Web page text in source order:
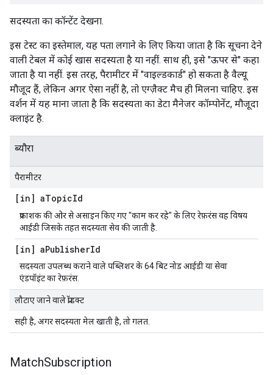
सदस्यता का कॉन्टेंट देखना.
इस टेस्ट का इस्तेमाल, यह पता लगाने के लिए किया जाता है कि सूचना देने
वाली टेबल में कोई खास सदस्यता है या नहीं. साथ ही, इसे "ऊपर से" कहा
जाता है या नहीं. इस तरह, पैरामीटर में "वाइल्डकार्ड" हो सकता है वैल्यू
मौजूद हैं, लेकिन अगर ऐसा नहीं है, तो एग्ज़ैक्ट मैच ही मिलना चाहिए. इस
वर्शन में यह माना जाता है कि सदस्यता का डेटा मैनेजर कॉम्पोनेंट, मौजूदा
क्लाइंट है.
ब्यौरा
पैरामीटर
[in] aTopicId
प्रकाशक की ओर से असाइन किए गए "काम कर रहे" के लिए रेफ़रंस वह विषय
आईडी जिसके तहत सदस्यता सेव की जाती है.
[in] aPublisherId
सदस्यता उपलब्ध कराने वाले पब्लिशर के 64 बिट नोड आईडी या सेवा
एंडपॉइंट का रेफ़रंस.
लौटाए जाने वाले प्रॉडक्ट
सही है, अगर सदस्यता मेल खाती है, तो गलत.
MatchSubscription